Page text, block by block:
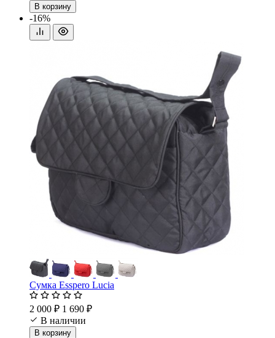
В корзину
-16%
Сумка Esspero Lucia
2 000 ₽ 1 690 ₽
В наличии
В корзину